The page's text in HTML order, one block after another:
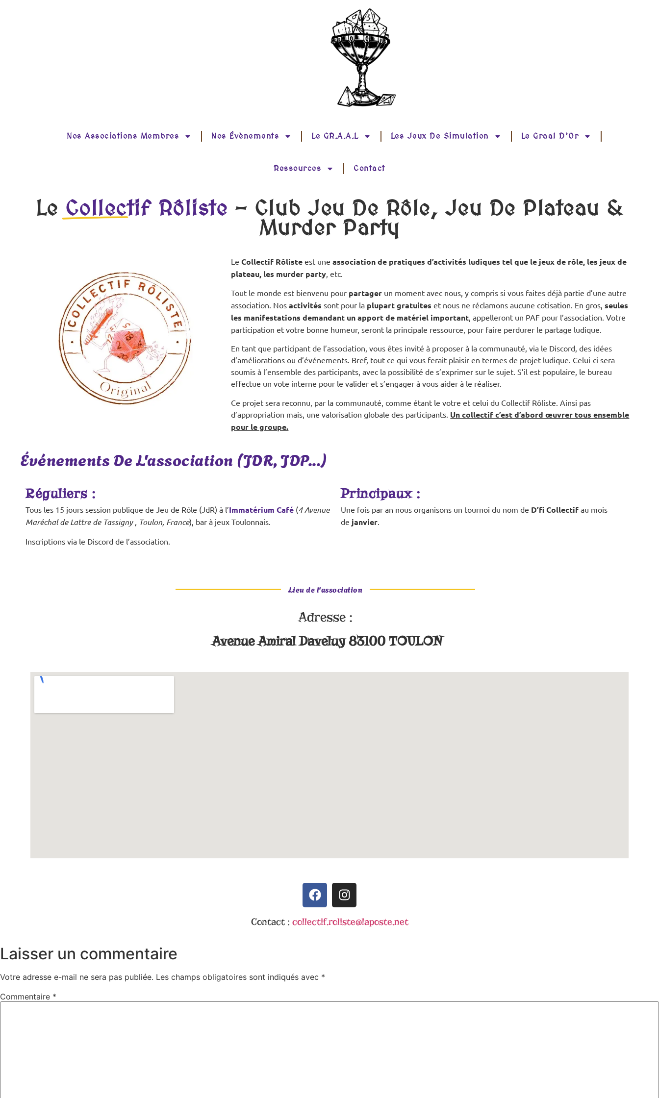
Nos Associations Membres Nos Évènements Le GR.A.A.L Les Jeux De Simulation Le Graal D’Or
Ressources Contact
Le Collectif Rôliste - Club Jeu De Rôle, Jeu De Plateau &
Murder Party
LeCollectif Rôliste est uneassociation de pratiques d’activités ludiques tel que le jeux de rôle, les jeux de
plateau, les murder party , etc.
Tout le monde est bienvenu pour partager un moment avec nous, y compris si vous faites déjà partie d’une autre
association. Nosactivités sont pour la plupart gratuites et nous ne réclamons aucune cotisation. En gros, seules
les manifestations demandant un apport de matériel important , appelleront un PAF pour l’association. Votre
participation et votre bonne humeur, seront la principale ressource, pour faire perdurer le partage ludique.
En tant que participant de l’association, vous êtes invité à proposer à la communauté, via le Discord, des idées
d’améliorations ou d’événements. Bref, tout ce qui vous ferait plaisir en termes de projet ludique. Celui-ci sera
soumis à l’ensemble des participants, avec la possibilité de s’exprimer sur le sujet. S’il est populaire, le bureau
effectue un vote interne pour le valider et s’engager à vous aider à le réaliser.
Ce projet sera reconnu, par la communauté, comme étant le votre et celui du Collectif Rôliste. Ainsi pas
d’appropriation mais, une valorisation globale des participants. Un collectif c’est d’abord œuvrer tous ensemble
pour le groupe.
Événements De L'association (JDR, JDP...)
Réguliers :
Tous les 15 jours session publique de Jeu de Rôle (JdR) à l’Immatérium Café (4 Avenue
Maréchal de Lattre de Tassigny , Toulon, France), bar à jeux Toulonnais.
Inscriptions via le Discord de l’association.
Principaux :
Une fois par an nous organisons un tournoi du nom de D’fi Collectifau mois
de janvier.
Lieu de l'association
Adresse :
Avenue Amiral Daveluy 83100 TOULON
Contact : collectif.roliste@laposte.net
Laisser un commentaire
Votre adresse e-mail ne sera pas publiée. Les champs obligatoires sont indiqués avec *
Commentaire *